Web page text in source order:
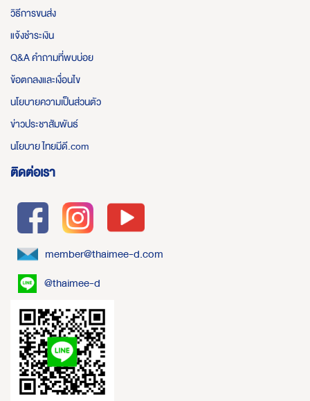
วิธีการขนส่ง
แจ้งชำระเงิน
Q&A คำถามที่พบบ่อย
ข้อตกลงและเงื่อนไข
นโยบายความเป็นส่วนตัว
ข่าวประชาสัมพันธ์
นโยบาย ไทยมีดี.com
ติดต่อเรา
member@thaimee-d.com
@thaimee-d